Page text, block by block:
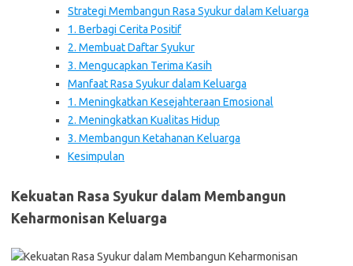
Strategi Membangun Rasa Syukur dalam Keluarga
1. Berbagi Cerita Positif
2. Membuat Daftar Syukur
3. Mengucapkan Terima Kasih
Manfaat Rasa Syukur dalam Keluarga
1. Meningkatkan Kesejahteraan Emosional
2. Meningkatkan Kualitas Hidup
3. Membangun Ketahanan Keluarga
Kesimpulan
Kekuatan Rasa Syukur dalam Membangun
Keharmonisan Keluarga